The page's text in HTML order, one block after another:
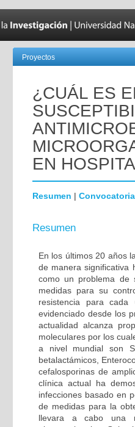
Proyectos
¿CUÁL ES
EN
Resumen | Convocatoria
Resumen
En los últimos 20 años
de manera significativa
como un problema de
medidas para su
resistencia para
evidenciado desde los
actualidad alcanza
moleculares por los
a nivel mundial son
betalactámicos,
cefalosporinas de
clínica actual ha
infecciones basado en
de medidas para la
llevara a cabo una